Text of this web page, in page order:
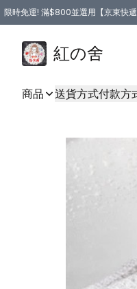
限時免運! 滿$800並選用【京東快遞
紅の舍
商品 送貨方式付款方